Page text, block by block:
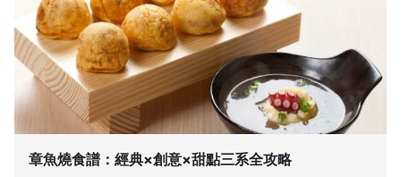
章魚燒食譜：經典×創意×甜點三系全攻略